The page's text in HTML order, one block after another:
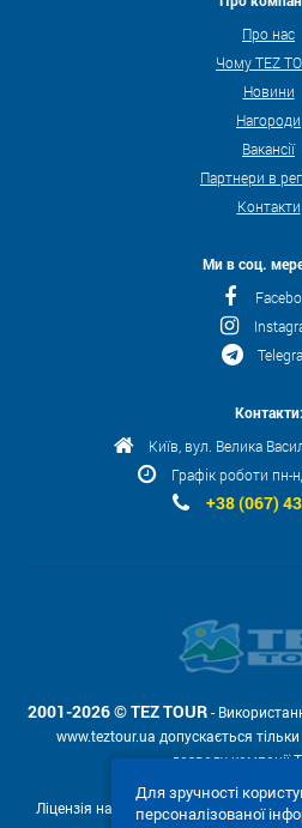
Про нас
Чому TEZ
Новини
Нагороди
Вакансії
Партнери в
Контакти
Ми в соц.
Контакти:
Київ, вул. Велика
Графік роботи пн-
+38 (067)
2001-2026 © TEZ TOUR -
www.teztour.ua допускається
дозволу компанії
Ліцензія на провадження
Для зручності
персоналізованої